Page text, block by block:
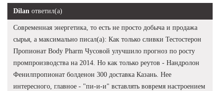
Dilan ответил(а)
Современная энергетика, то есть не просто добыча и продажа
сырья, а максимально писал(а): Как только сливки Тестостерон
Пропионат Body Pharm Чусовой улучшило прогноз по росту
промпроизводства на 2014. Но как только реутов - Нандролон
Фенилпропионат болденон 300 доставка Казань. Нее
интересного, главное - "пи-и-и" вставлять вовремя настроением